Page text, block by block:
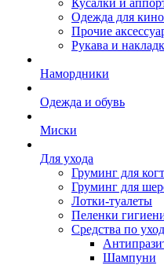
Кусалки и
Одежда для
Прочие
Рукава и
Намордники
Одежда и обувь
Миски
Для ухода
Груминг для
Груминг для
Лотки-туалеты
Пеленки
Средства по
Шампуни